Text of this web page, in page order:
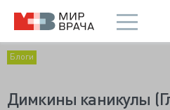
Блоги
Димкины каникулы